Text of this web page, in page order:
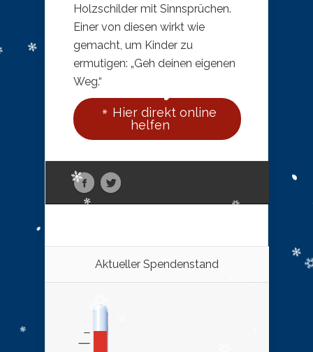
Holzschilder mit Sinnsprüchen.
Einer von diesen wirkt wie
gemacht, um Kinder zu
ermutigen: „Geh deinen eigenen
Weg.“
Hier direkt online
helfen
Aktueller Spendenstand